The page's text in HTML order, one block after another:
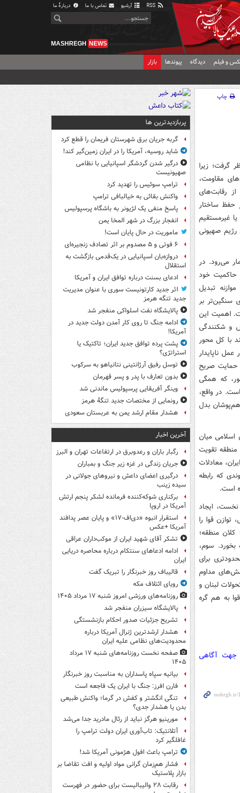
آرشیو تماس با ما دربارهٔ ما
MASHREGH NEWS
و فیلم دیدگاه پیوندها بازار
چاپ
گرفت؛ زیرا
مقاومت،
از رقابت‌های
حفظ ساختار
غیرمستقیم
رژیم صهیونی
می‌رود. در
حاکمیت خود
تبدیل
سنگین‌تر بر
اهمیت این
و شکنندگی
با کل محور
ناپایدار
حمایت صریح
که همگی
در واقع،
هم‌پوشان بدل
اسلامی میان
تقویت
معادلات
که رابطه
است.
ایجاد
توازن قوا را
منطقه؛
سوم،
برای
مداوم
لبنان و
به هم گره
جهت آگاهی
پربازدیدترین ها
گربه جریان برق شهرستان فریمان را قطع کرد
شاید روسیه، آمریکا را در ایران زمین‌گیر کند!
درگیر شدن گردشگر اسپانیایی با نظامی
صهیونیست
ترامپ سوئیس را تهدید کرد
واکنش بقائی به خیالبافی ترامپ
پاسخ منفی یک لژیونر به باشگاه پرسپولیس
انفجار بزرگ در شهر المخا یمن
ماموریت در حال پایان است!
۶ فوتی و ۵ مصدوم بر اثر تصادف زنجیره‌ای
دروازه‌بان اسپانیایی در یک‌قدمی بازگشت به
استقلال
ادعای بسنت درباره توافق ایران و آمریکا
اثر جدید کارتونیست سوری با عنوان مدیریت
جدید تنگه هرمز
پالایشگاه نفت اسلواکی منفجر شد
ادامه جنگ تا روی کار آمدن دولت جدید در
آمریکا!
پشت پرده توافق جدید ایران؛ تاکتیک یا
استراتژی؟
توسل رفیق آرژانتینی نتانیاهو به سرکوب
بدون تعارف با پدر و پسر قهرمان
وینگر آفریقایی پرسپولیس ماندنی شد
رونمایی از مختصات جدید تنگۀ هرمز
هشدار مقام ارشد یمن به عربستان سعودی
آخرین اخبار
رگبار باران و رعدوبرق در ارتفاعات تهران و البرز
جریان زندگی در غزه زیر جنگ و بمباران
درگیری اعضای داعش و نیروهای جولانی در
سیده زینب
برکناری شوکه‌کننده فرمانده لشکر پنجم ارتش
آمریکا در اروپا
استقرار انبوه «دی‌اف‑۱۷» و پایان عصر پدافند
آمریکا +عکس
تشکر آقای شهید ایران از موکب‌داران عراقی
ادامه ادعاهای سنتکام درباره محاصره دریایی
ایران
قالیباف روز خبرنگار را تبریک گفت
رویای ائتلاف مکه
روزنامه‌های ورزشی امروز ‌شنبه ۱۷ مرداد ۱۴۰۵
پالایشگاه سیزران منفجر شد
تشریح جزئیات صدور احکام بازنشستگی
هشدار ارشدترین ژنرال آمریکا درباره
محدودیت‌های نظامی علیه ایران
صفحه نخست روزنامه‌های شنبه ۱۷ مرداد
۱۴۰۵
بیانیه سپاه پاسداران به مناسبت روز خبرنگار
فارن افرز: جنگ با ایران یک فاجعه است
تنگی انگشتر و کفش در گرما؛ واکنش طبیعی
بدن یا هشدار جدی؟
مورینیو هرگز نباید از رئال مادرید جدا می‌شد
آتلانتیک: تاب‌آوری ایران دولت ترامپ را
غافلگیر کرد
ترامپ باعث افول هژمونی آمریکا شد!
فشار هم‌زمان گرانی مواد اولیه و افت تقاضا بر
بازار پلاستیک
رقابت ۲۸ والیبالیست برای حضور در فهرست